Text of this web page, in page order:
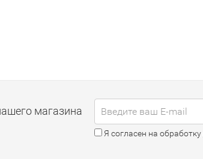
магазина
Я согласен на обработку